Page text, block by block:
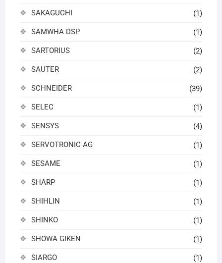
SAKAGUCHI (1)
SAMWHA DSP (1)
SARTORIUS (2)
SAUTER (2)
SCHNEIDER (39)
SELEC (1)
SENSYS (4)
SERVOTRONIC AG (1)
SESAME (1)
SHARP (1)
SHIHLIN (1)
SHINKO (1)
SHOWA GIKEN (1)
SIARGO (1)